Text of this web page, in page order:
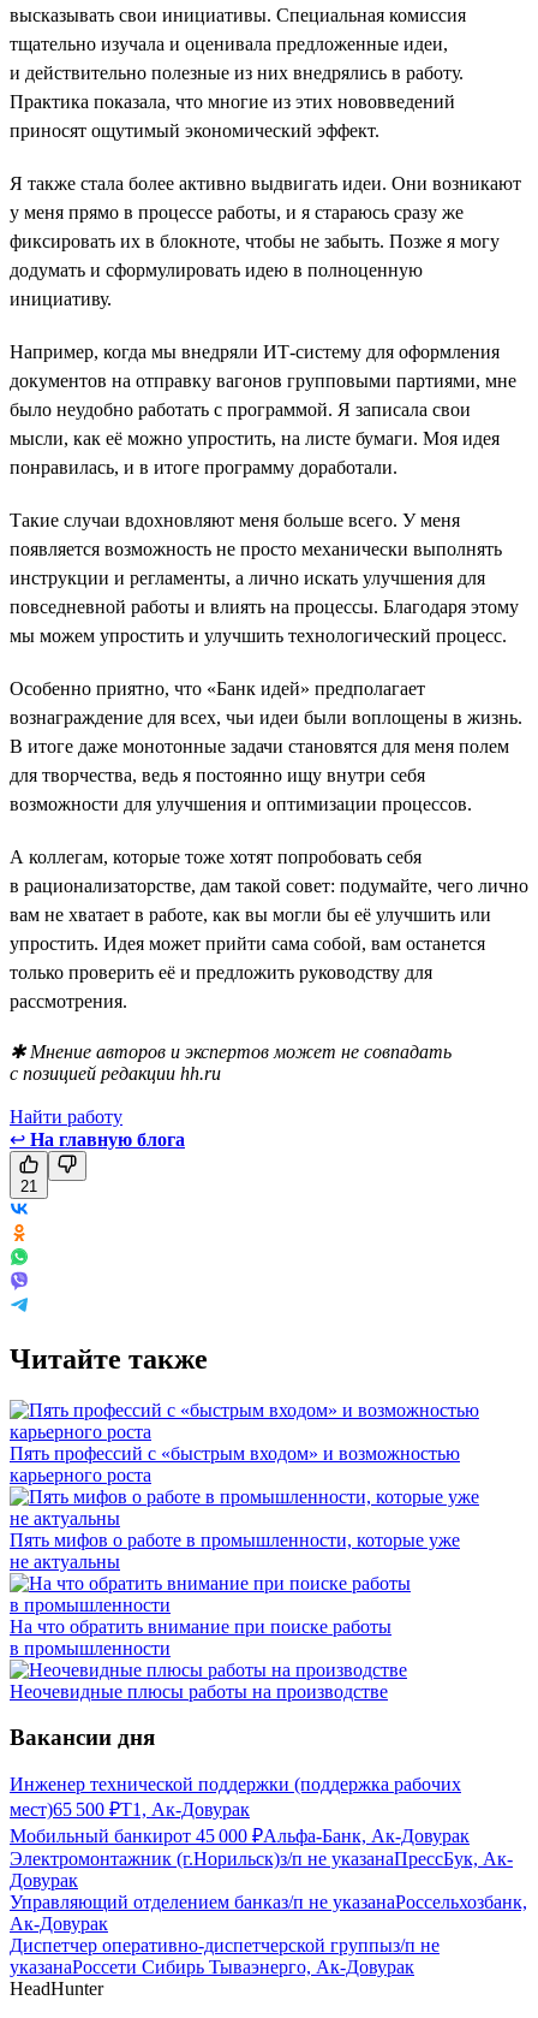
высказывать свои инициативы. Специальная комиссия
тщательно изучала и оценивала предложенные идеи,
и действительно полезные из них внедрялись в работу.
Практика показала, что многие из этих нововведений
приносят ощутимый экономический эффект.
Я также стала более активно выдвигать идеи. Они возникают
у меня прямо в процессе работы, и я стараюсь сразу же
фиксировать их в блокноте, чтобы не забыть. Позже я могу
додумать и сформулировать идею в полноценную
инициативу.
Например, когда мы внедряли ИТ-систему для оформления
документов на отправку вагонов групповыми партиями, мне
было неудобно работать с программой. Я записала свои
мысли, как её можно упростить, на листе бумаги. Моя идея
понравилась, и в итоге программу доработали.
Такие случаи вдохновляют меня больше всего. У меня
появляется возможность не просто механически выполнять
инструкции и регламенты, а лично искать улучшения для
повседневной работы и влиять на процессы. Благодаря этому
мы можем упростить и улучшить технологический процесс.
Особенно приятно, что «Банк идей» предполагает
вознаграждение для всех, чьи идеи были воплощены в жизнь.
В итоге даже монотонные задачи становятся для меня полем
для творчества, ведь я постоянно ищу внутри себя
возможности для улучшения и оптимизации процессов.
А коллегам, которые тоже хотят попробовать себя
в рационализаторстве, дам такой совет: подумайте, чего лично
вам не хватает в работе, как вы могли бы её улучшить или
упростить. Идея может прийти сама собой, вам останется
только проверить её и предложить руководству для
рассмотрения.
✱ Мнение авторов и экспертов может не совпадать
с позицией редакции hh.ru
Найти работу
↩ На главную блога
21
Читайте также
Пять профессий с «быстрым входом» и возможностью
карьерного роста
Пять мифов о работе в промышленности, которые уже
не актуальны
На что обратить внимание при поиске работы
в промышленности
Неочевидные плюсы работы на производстве
Вакансии дня
Инженер технической поддержки (поддержка рабочих
мест)65 500 ₽Т1, Ак-Довурак
Мобильный банкирот 45 000 ₽Альфа-Банк, Ак-Довурак
Электромонтажник (г.Норильск)з/п не указанаПрессБук, Ак-
Довурак
Управляющий отделением банказ/п не указанаРоссельхозбанк,
Ак-Довурак
Диспетчер оперативно-диспетчерской группыз/п не
указанаРоссети Сибирь Тываэнерго, Ак-Довурак
HeadHunter